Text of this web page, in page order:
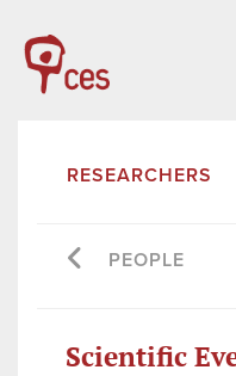
RESEARCHERS
PEOPLE
Scientific